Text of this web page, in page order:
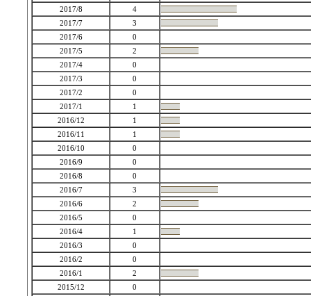
2017/8
4
2017/7
3
2017/6
0
2017/5
2
2017/4
0
2017/3
0
2017/2
0
2017/1
1
2016/12
1
2016/11
1
2016/10
0
2016/9
0
2016/8
0
2016/7
3
2016/6
2
2016/5
0
2016/4
1
2016/3
0
2016/2
0
2016/1
2
2015/12
0